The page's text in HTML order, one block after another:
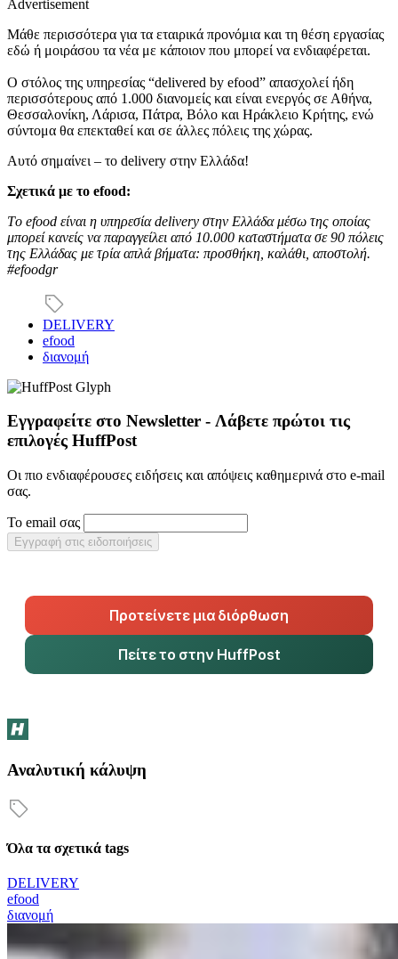
Advertisement
Μάθε περισσότερα για τα εταιρικά προνόμια και τη θέση εργασίας
εδώ ή μοιράσου τα νέα με κάποιον που μπορεί να ενδιαφέρεται.
Ο στόλος της υπηρεσίας “delivered by efood” απασχολεί ήδη
περισσότερους από 1.000 διανομείς και είναι ενεργός σε Αθήνα,
Θεσσαλονίκη, Λάρισα, Πάτρα, Βόλο και Ηράκλειο Κρήτης, ενώ
σύντομα θα επεκταθεί και σε άλλες πόλεις της χώρας.
Αυτό σημαίνει – το delivery στην Ελλάδα!
Σχετικά με το efood:
Tο efood είναι η υπηρεσία delivery στην Ελλάδα μέσω της οποίας
μπορεί κανείς να παραγγείλει από 10.000 καταστήματα σε 90 πόλεις
της Ελλάδας με τρία απλά βήματα: προσθήκη, καλάθι, αποστολή.
#efoodgr
DELIVERY
efood
διανομή
Εγγραφείτε στο Newsletter - Λάβετε πρώτοι τις
επιλογές HuffPost
Οι πιο ενδιαφέρουσες ειδήσεις και απόψεις καθημερινά στο e-mail
σας.
Το email σας
Εγγραφή στις ειδοποιήσεις
Προτείνετε μια διόρθωση
Πείτε το στην HuffPost
Αναλυτική κάλυψη
Όλα τα σχετικά tags
DELIVERY
efood
διανομή